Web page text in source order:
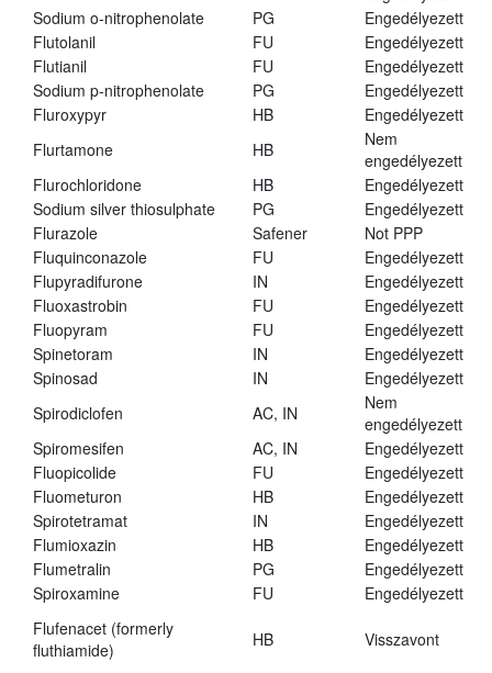
Sodium o-nitrophenolate
PG
Engedélyezett
Flutolanil
FU
Engedélyezett
Flutianil
FU
Engedélyezett
Sodium p-nitrophenolate
PG
Engedélyezett
Fluroxypyr
HB
Engedélyezett
Flurtamone
HB
Nem
engedélyezett
Flurochloridone
HB
Engedélyezett
Sodium silver thiosulphate
PG
Engedélyezett
Flurazole
Safener
Not PPP
Fluquinconazole
FU
Engedélyezett
Flupyradifurone
IN
Engedélyezett
Fluoxastrobin
FU
Engedélyezett
Fluopyram
FU
Engedélyezett
Spinetoram
IN
Engedélyezett
Spinosad
IN
Engedélyezett
Spirodiclofen
AC, IN
Nem
engedélyezett
Spiromesifen
AC, IN
Engedélyezett
Fluopicolide
FU
Engedélyezett
Fluometuron
HB
Engedélyezett
Spirotetramat
IN
Engedélyezett
Flumioxazin
HB
Engedélyezett
Flumetralin
PG
Engedélyezett
Spiroxamine
FU
Engedélyezett
Flufenacet (formerly
fluthiamide)
HB Visszavont